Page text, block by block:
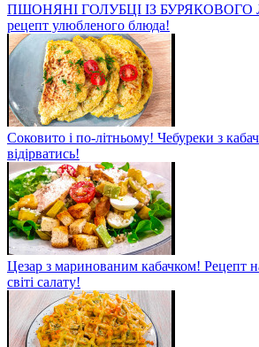
ПШОНЯНІ ГОЛУБЦІ ІЗ БУРЯКОВОГО
рецепт улюбленого блюда!
Соковито і по-літньому! Чебуреки з
відірватись!
Цезар з маринованим кабачком! Рецепт
світі салату!